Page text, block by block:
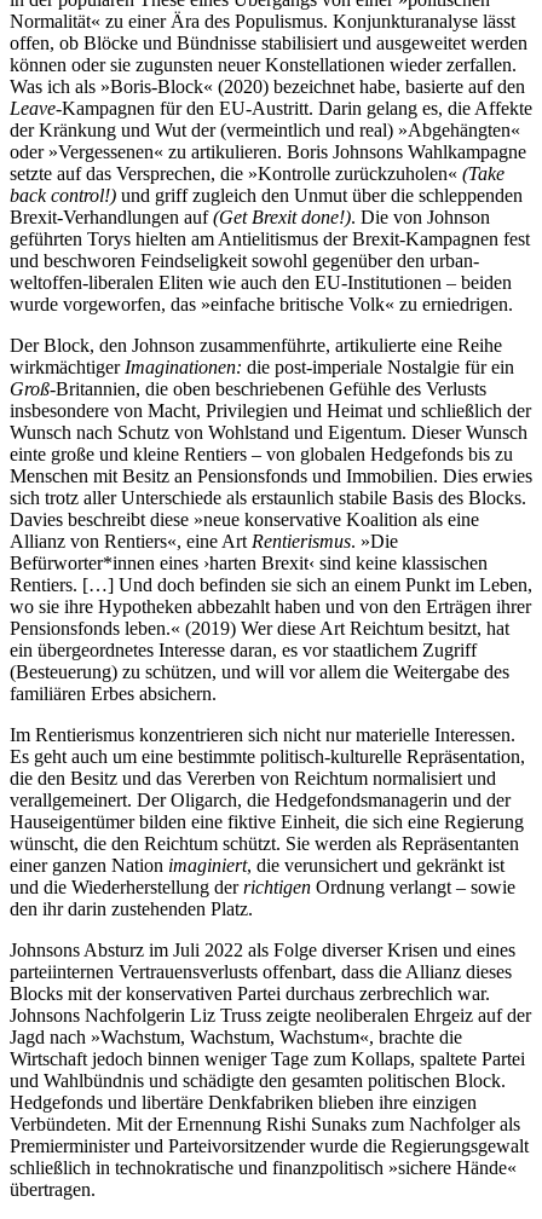
Normalität« zu einer Ära des Populismus. Konjunkturanalyse lässt
offen, ob Blöcke und Bündnisse stabilisiert und ausgeweitet werden
können oder sie zugunsten neuer Konstellationen wieder zerfallen.
Was ich als »Boris-Block« (2020) bezeichnet habe, basierte auf den
Leave-Kampagnen für den EU-Austritt. Darin gelang es, die Affekte
der Kränkung und Wut der (vermeintlich und real) »Abgehängten«
oder »Vergessenen« zu artikulieren. Boris Johnsons Wahlkampagne
setzte auf das Versprechen, die »Kontrolle zurückzuholen« (Take
back control!) und griff zugleich den Unmut über die schleppenden
Brexit-Verhandlungen auf(Get Brexit done!). Die von Johnson
geführten Torys hielten am Anti­elitismus der Brexit-Kampagnen fest
und beschworen Feindseligkeit sowohl gegenüber den urban-
weltoffen-liberalen Eliten wie auch den EU-Institutionen – beiden
wurde vorgeworfen, das »einfache britische Volk« zu erniedrigen.
Der Block, den Johnson zusammenführte, artikulierte eine Reihe
wirkmächtiger Imagi­nationen: die post-imperiale Nostalgie für ein
Groß-Britannien, die oben beschriebenen Gefühle des Verlusts
insbesondere von Macht, Privilegien und Heimat und schließlich der
Wunsch nach Schutz von Wohlstand und Eigentum. Dieser Wunsch
einte große und kleine Rentiers – von globalen Hedgefonds bis zu
Menschen mit Besitz an Pensionsfonds und Immobilien. Dies erwies
sich trotz aller Unterschiede als erstaunlich stabile Basis des Blocks.
Davies beschreibt diese »neue konservative Koalition als eine
Allianz von Rentiers«, eine Art Rentierismus. »Die
Befürworter*innen eines ›harten Brexit‹ sind keine klassischen
Rentiers. […] Und doch befinden sie sich an einem Punkt im Leben,
wo sie ihre Hypotheken abbezahlt haben und von den Erträgen ihrer
Pensionsfonds leben.« (2019) Wer diese Art Reichtum besitzt, hat
ein übergeordnetes Interesse daran, es vor staatlichem Zugriff
(Besteuerung) zu schützen, und will vor allem die Weitergabe des
familiären Erbes absichern.
Im Rentierismus konzentrieren sich nicht nur materielle Interessen.
Es geht auch um eine bestimmte politisch-kulturelle Repräsentation,
die den Besitz und das Vererben von Reichtum normalisiert und
verallgemeinert. Der Oligarch, die Hedgefondsmanagerin und der
Hauseigentümer bilden eine fiktive Einheit, die sich eine Regierung
wünscht, die den Reichtum schützt. Sie werden als Repräsentanten
einer ganzen Nation imaginiert, die verunsichert und gekränkt ist
und die Wiederherstellung derrichtigen Ordnung verlangt – sowie
den ihr darin zustehenden Platz.
Johnsons Absturz im Juli 2022 als Folge diverser Krisen und eines
parteiinternen Vertrauensverlusts offenbart, dass die Allianz dieses
Blocks mit der konservativen Partei durchaus zerbrechlich war.
Johnsons Nachfolgerin Liz Truss zeigte neoliberalen Ehrgeiz auf der
Jagd nach »Wachstum, Wachstum, Wachstum«, brachte die
Wirtschaft jedoch binnen weniger Tage zum Kollaps, spaltete Partei
und Wahlbündnis und schädigte den gesamten politischen Block.
Hedgefonds und libertäre Denkfabriken blieben ihre einzigen
Verbündeten. Mit der Ernennung Rishi Sunaks zum Nachfolger als
Premierminister und Parteivorsitzender wurde die Regierungsgewalt
schließlich in technokratische und finanzpolitisch »sichere Hände«
übertragen.